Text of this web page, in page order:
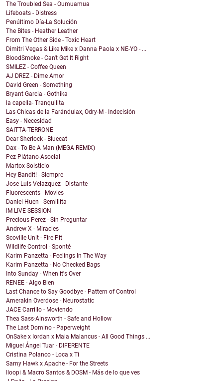
The Troubled Sea - Oumuamua
Lifeboats - Distress
Penúltimo Día-La Solución
The Bites - Heather Leather
From The Other Side - Toxic Heart
Dimitri Vegas & Like Mike x Danna Paola x NE-YO - ...
BloodSmoke - Can't Get It Right
SMILEZ - Coffee Queen
AJ DREZ - Dime Amor
David Green - Something
Bryant Garcia - Gothika
la capella- Tranquilita
Las Chicas de la Farándulax, Odry-M - Indecisión
Easy - Necesidad
SAITTA-TERRONE
Dear Sherlock - Bluecat
Dax - To Be A Man (MEGA REMIX)
Pez Plátano-Asocial
Martox-Solsticio
Hey Bandit! - Siempre
Jose Luis Velazquez - Distante
Fluorescents - Movies
Daniel Huen - Semillita
IM LIVE SESSION
Precious Perez - Sin Preguntar
Andrew X - Miracles
Scoville Unit - Fire Pit
Wildlife Control - Sponté
Karim Panzetta - Feelings In The Way
Karim Panzetta - No Checked Bags
Into Sunday - When it's Over
RENEE - Algo Bien
Last Chance to Say Goodbye - Pattern of Control
Amerakin Overdose - Neurostatic
JACE Carrillo - Moviendo
Thea Sass-Ainsworth - Safe and Hollow
The Last Domino - Paperweight
OnSake x Iordan x Maia Malancus - All Good Things ...
Miguel Ángel Tuar - DIFERENTE
Cristina Polanco - Loca x Ti
Samy Hawk x Apache - For the Streets
Iloopi & Macro Santos & DOSM - Más de lo que ves